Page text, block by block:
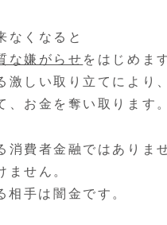
なくなると
な嫌がらせ をはじめま
しい取り立てにより、
、お金を奪い取ります。
費者金融ではありま
ません。
手は闇金です。